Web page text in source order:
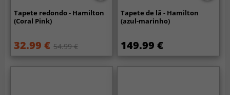
Tapete redondo - Hamilton
(Coral Pink)
32.99 € 54.99 €
Tapete de lã - Hamilton
(azul-marinho)
149.99 €